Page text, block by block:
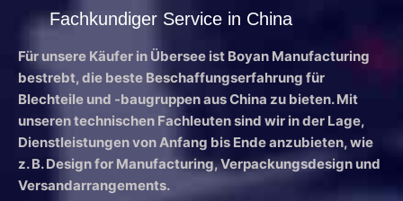
Fachkundiger Service in China
Für unsere Käufer in Übersee ist Boyan Manufacturing
bestrebt, die beste Beschaffungserfahrung für
Blechteile und -baugruppen aus China zu bieten. Mit
unseren technischen Fachleuten sind wir in der Lage,
Dienstleistungen von Anfang bis Ende anzubieten, wie
z. B. Design for Manufacturing, Verpackungsdesign und
Versandarrangements.